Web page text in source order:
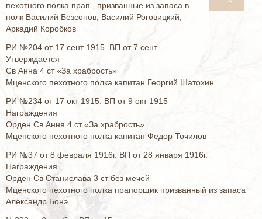
пехотного полка прап., призванные из запаса в
полк Василий Безсонов, Василий Роговицкий,
Аркадий Коробков
РИ №204 от 17 сент 1915. ВП от 7 сент
Утверждается
Св Анна 4 ст «За храбрость»
Мценского пехотного полка капитан Георгий Шатохин
РИ №234 от 17 окт 1915. ВП от 9 окт 1915
Награждения
Орден Св Ання 4 ст «За храбрость»
Мценского пехотного полка капитан Федор Точилов
РИ №37 от 8 февраля 1916г. ВП от 28 января 1916г.
Награждения
Орден Св Станислава 3 ст без мечей
Мценского пехотного полка прапорщик призванный из запаса
Александр Бонэ